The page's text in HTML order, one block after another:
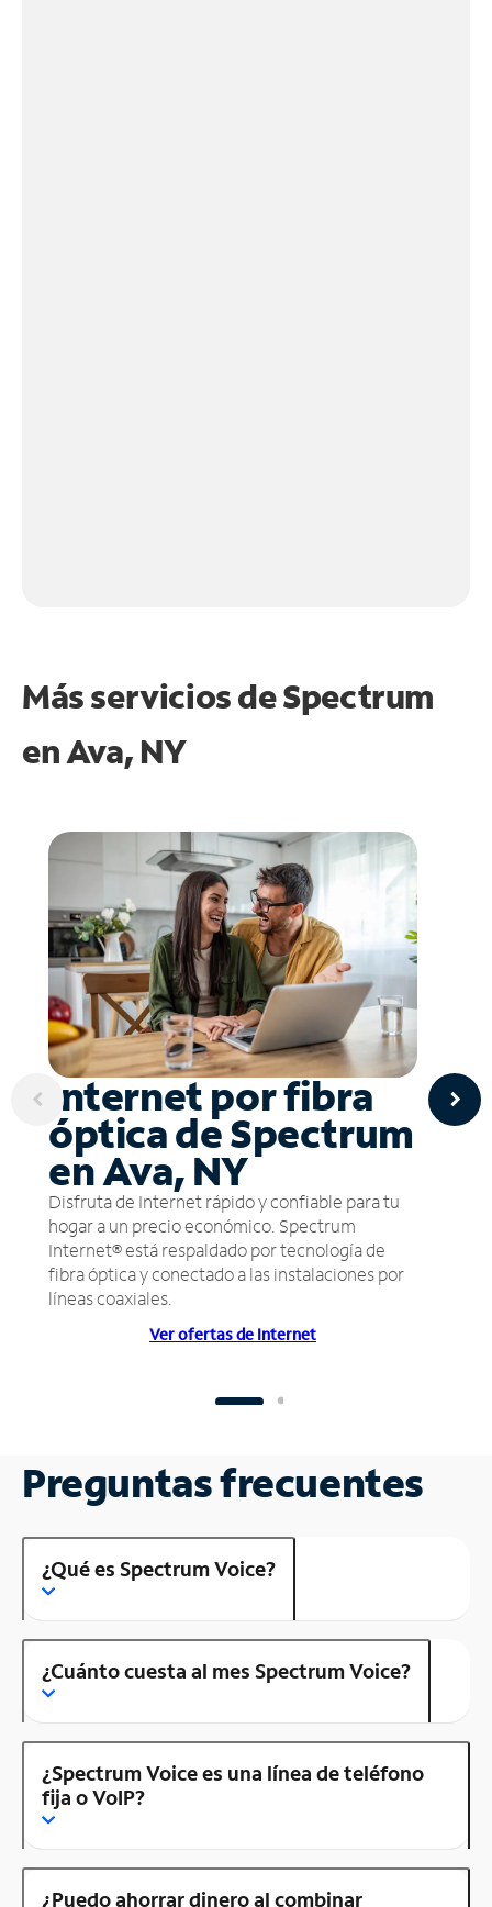
Más servicios de Spectrum
enAva, NY
Internet por fibra
óptica de Spectrum
en Ava, NY
Disfruta de Internet rápido y confiable para tu
hogar a un precio económico. Spectrum
Internet® está respaldado por tecnología de
fibra óptica y conectado a las instalaciones por
líneas coaxiales.
Ver ofertas de Internet
Preguntas frecuentes
¿Qué es Spectrum Voice?
¿Cuánto cuesta al mes Spectrum Voice?
¿Spectrum Voice es una línea de teléfono
fija o VoIP?
¿Puedo ahorrar dinero al combinar